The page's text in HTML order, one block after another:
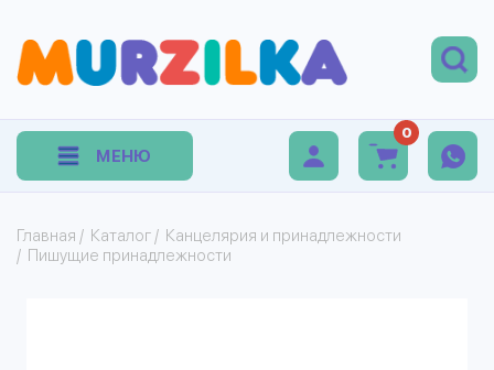
МЕНЮ
0
Главная / Каталог / Канцелярия и принадлежности
/ Пишущие принадлежности